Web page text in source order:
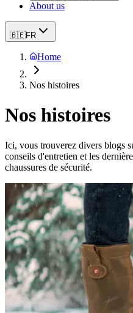
About us
🇧🇪FR
Home
Nos histoires
Nos histoires
Ici, vous trouverez divers blogs
conseils d'entretien et les
chaussures de sécurité.